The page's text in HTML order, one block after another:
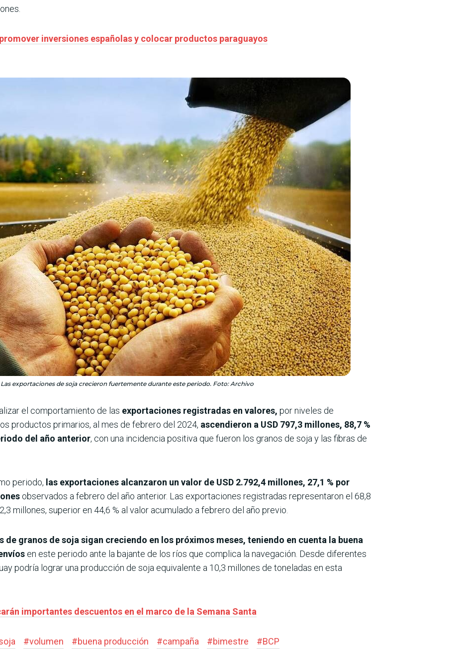
inversiones españolas y colocar productos paraguayos
Las exportaciones de soja crecieron fuertemente durante este periodo. Foto: Archivo
el comportamiento de las exportaciones registradas en valores, por niveles de
productos primarios, al mes de febrero del 2024, ascendieron a USD 797,3 millones, 88,7 %
del año anterior, con una incidencia positiva que fueron los granos de soja y las fibras de
periodo, las exportaciones alcanzaron un valor de USD 2.792,4 millones, 27,1 % por
observados a febrero del año anterior. Las exportaciones registradas representaron el 68,8
millones, superior en 44,6 % al valor acumulado a febrero del año previo.
de granos de soja sigan creciendo en los próximos meses, teniendo en cuenta la buena
en este periodo ante la bajante de los ríos que complica la navegación. Desde diferentes
podría lograr una producción de soja equivalente a 10,3 millones de toneladas en esta
importantes descuentos en el marco de la Semana Santa
#volumen #buena producción #campaña #bimestre #BCP